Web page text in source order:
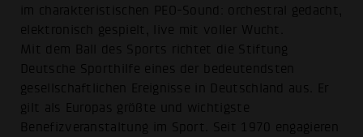
im charakteristischen PEO-Sound: orchestral gedacht,
elektronisch gespielt, live mit voller Wucht.
Mit dem Ball des Sports richtet die Stiftung
Deutsche Sporthilfe eines der bedeutendsten
gesellschaftlichen Ereignisse in Deutschland aus. Er
gilt als Europas größte und wichtigste
Benefizveranstaltung im Sport. Seit 1970 engagieren